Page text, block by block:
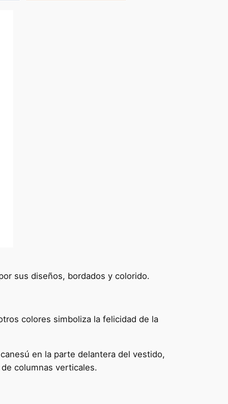
sus diseños, bordados y colorido.
colores simboliza la felicidad de la
en la parte delantera del vestido,
columnas verticales.